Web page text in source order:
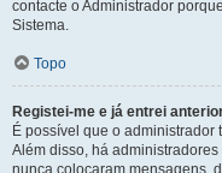
contacte o Administrador
Sistema.
Topo
Registei-me e já entrei
É possível que o
Além disso, há
nunca colocaram mensagens,